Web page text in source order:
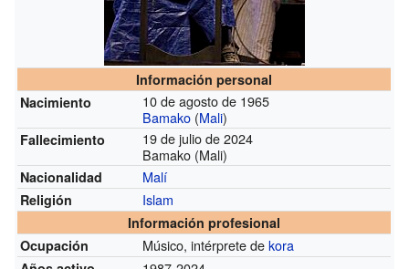
Información personal
Nacimiento
10 de agosto de 1965
Bamako (Mali)
Fallecimiento
19 de julio de 2024
Bamako (Mali)
Nacionalidad Malí
Religión Islam
Información profesional
Ocupación
Músico, intérprete dekora